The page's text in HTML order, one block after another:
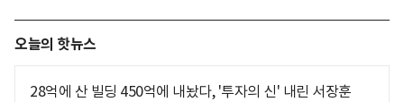
오늘의 핫뉴스
28억에 산 빌딩 450억에 내놨다, '투자의 신' 내린 서장훈